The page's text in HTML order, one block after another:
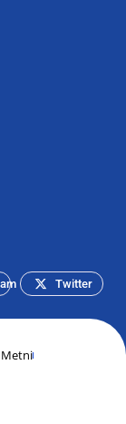
Twitter
Metni